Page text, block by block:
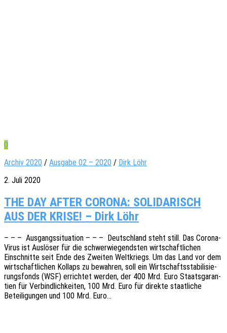
0
Archiv 2020 / Ausgabe 02 – 2020 / Dirk Löhr
2. Juli 2020
THE DAY AFTER CORONA: SOLIDARISCH
AUS DER KRISE! – Dirk Löhr
– – – Ausgangs­si­tua­ti­on – – – Deutsch­land steht still. Das Corona-
Virus ist Auslö­ser für die schwer­wie­gends­ten wirt­schaft­li­chen
Einschnit­te seit Ende des Zwei­ten Welt­kriegs. Um das Land vor dem
wirt­schaft­li­chen Kollaps zu bewah­ren, soll ein Wirt­schafts­sta­bi­li­sie­
rungs­fonds (WSF) errich­tet werden, der 400 Mrd. Euro Staats­ga­ran­
tien für Verbind­lich­kei­ten, 100 Mrd. Euro für direk­te staat­li­che
Betei­li­gun­gen und 100 Mrd. Euro…